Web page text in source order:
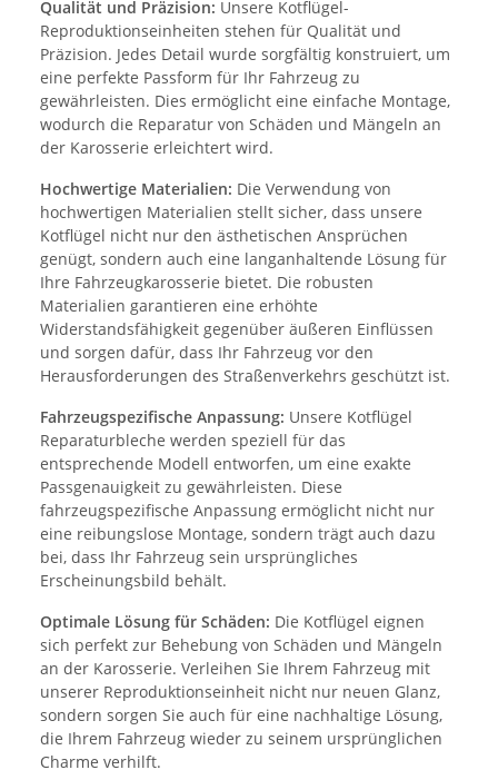
Qualität und Präzision: Unsere Kotflügel-
Reproduktionseinheiten stehen für Qualität und
Präzision. Jedes Detail wurde sorgfältig konstruiert, um
eine perfekte Passform für Ihr Fahrzeug zu
gewährleisten. Dies ermöglicht eine einfache Montage,
wodurch die Reparatur von Schäden und Mängeln an
der Karosserie erleichtert wird.
Hochwertige Materialien: Die Verwendung von
hochwertigen Materialien stellt sicher, dass unsere
Kotflügel nicht nur den ästhetischen Ansprüchen
genügt, sondern auch eine langanhaltende Lösung für
Ihre Fahrzeugkarosserie bietet. Die robusten
Materialien garantieren eine erhöhte
Widerstandsfähigkeit gegenüber äußeren Einflüssen
und sorgen dafür, dass Ihr Fahrzeug vor den
Herausforderungen des Straßenverkehrs geschützt ist.
Fahrzeugspezifische Anpassung: Unsere Kotflügel
Reparaturbleche werden speziell für das
entsprechende Modell entworfen, um eine exakte
Passgenauigkeit zu gewährleisten. Diese
fahrzeugspezifische Anpassung ermöglicht nicht nur
eine reibungslose Montage, sondern trägt auch dazu
bei, dass Ihr Fahrzeug sein ursprüngliches
Erscheinungsbild behält.
Optimale Lösung für Schäden: Die Kotflügel eignen
sich perfekt zur Behebung von Schäden und Mängeln
an der Karosserie. Verleihen Sie Ihrem Fahrzeug mit
unserer Reproduktionseinheit nicht nur neuen Glanz,
sondern sorgen Sie auch für eine nachhaltige Lösung,
die Ihrem Fahrzeug wieder zu seinem ursprünglichen
Charme verhilft.